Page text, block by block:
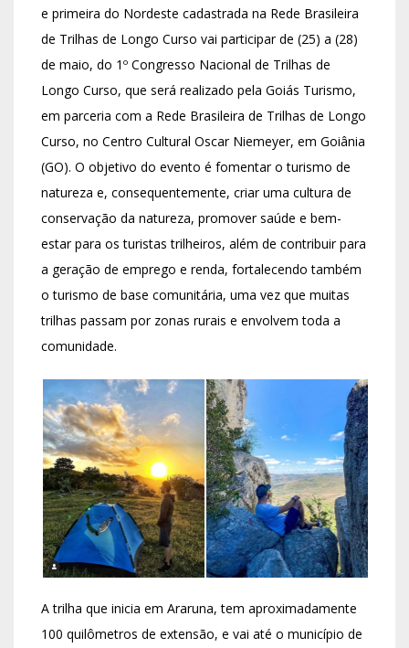
e primeira do Nordeste cadastrada na Rede Brasileira
de Trilhas de Longo Curso vai participar de (25) a (28)
de maio, do 1º Congresso Nacional de Trilhas de
Longo Curso, que será realizado pela Goiás Turismo,
em parceria com a Rede Brasileira de Trilhas de Longo
Curso, no Centro Cultural Oscar Niemeyer, em Goiânia
(GO). O objetivo do evento é fomentar o turismo de
natureza e, consequentemente, criar uma cultura de
conservação da natureza, promover saúde e bem-
estar para os turistas trilheiros, além de contribuir para
a geração de emprego e renda, fortalecendo também
o turismo de base comunitária, uma vez que muitas
trilhas passam por zonas rurais e envolvem toda a
comunidade.
A trilha que inicia em Araruna, tem aproximadamente
100 quilômetros de extensão, e vai até o município de